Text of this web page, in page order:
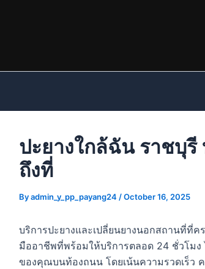
ปะยางใกล้ฉัน ราชบุ
ถึงที่
Byadmin_y_pp_payang24 /October 16, 2025
บริการปะยางและเปลี่ยนยางนอกสถานที่ที่
มืออาชีพที่พร้อมให้บริการตลอด 24 ชั่วโมง
ของคุณบนท้องถนน โดยเน้นความรวดเร็ว